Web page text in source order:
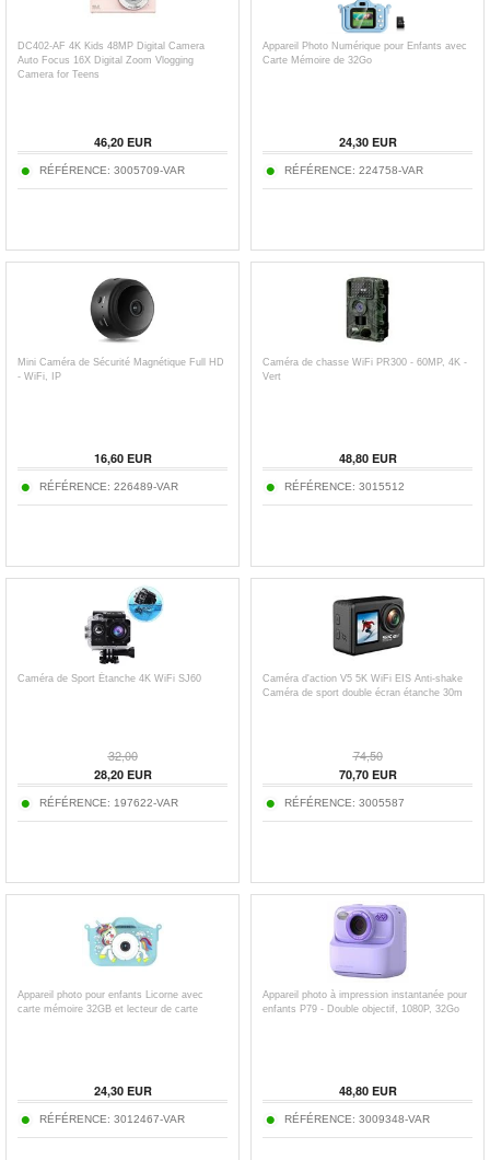
DC402-AF 4K Kids 48MP Digital Camera
Auto Focus 16X Digital Zoom Vlogging
Camera for Teens
46,20EUR
RÉFÉRENCE: 3005709-VAR
Appareil Photo Numérique pour Enfants avec
Carte Mémoire de 32Go
24,30EUR
RÉFÉRENCE: 224758-VAR
Mini Caméra de Sécurité Magnétique Full HD
- WiFi, IP
16,60EUR
RÉFÉRENCE: 226489-VAR
Caméra de chasse WiFi PR300 - 60MP, 4K -
Vert
48,80EUR
RÉFÉRENCE: 3015512
Caméra de Sport Étanche 4K WiFi SJ60
32,00
28,20EUR
RÉFÉRENCE: 197622-VAR
Caméra d'action V5 5K WiFi EIS Anti-shake
Caméra de sport double écran étanche 30m
74,50
70,70EUR
RÉFÉRENCE: 3005587
Appareil photo pour enfants Licorne avec
carte mémoire 32GB et lecteur de carte
24,30EUR
RÉFÉRENCE: 3012467-VAR
Appareil photo à impression instantanée pour
enfants P79 - Double objectif, 1080P, 32Go
48,80EUR
RÉFÉRENCE: 3009348-VAR